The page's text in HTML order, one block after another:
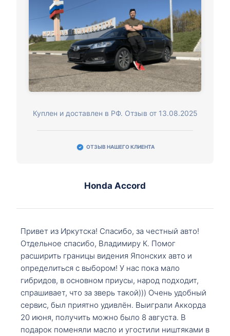
Куплен и доставлен в РФ. Отзыв от 13.08.2025
ОТЗЫВ НАШЕГО КЛИЕНТА
Honda Accord
Привет из Иркутска! Спасибо, за честный авто!
Отдельное спасибо, Владимиру К. Помог
расширить границы видения Японских авто и
определиться с выбором! У нас пока мало
гибридов, в основном приусы, народ подходит,
спрашивает, что за зверь такой))) Очень удобный
сервис, был приятно удивлён. Выиграли Аккорда
20 июня, получить можно было 8 августа. В
подарок поменяли масло и угостили ништяками в